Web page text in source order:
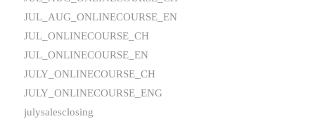
JUL_AUG_ONLINECOURSE_EN
JUL_ONLINECOURSE_CH
JUL_ONLINECOURSE_EN
JULY_ONLINECOURSE_CH
JULY_ONLINECOURSE_ENG
julysalesclosing